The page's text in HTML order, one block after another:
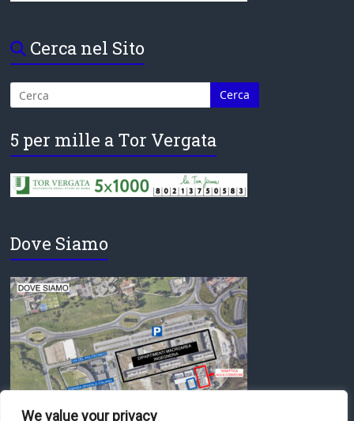
We value your privacy
Cerca nel Sito
5 per mille a Tor Vergata
Dove Siamo